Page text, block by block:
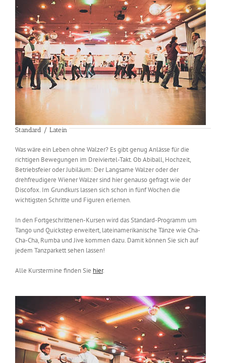
Standard / Latein
Was wäre ein Leben ohne Walzer? Es gibt genug Anlässe für die
richtigen Bewegungen im Dreiviertel-Takt. Ob Abiball, Hochzeit,
Betriebsfeier oder Jubiläum: Der Langsame Walzer oder der
drehfreudigere Wiener Walzer sind hier genauso gefragt wie der
Discofox. Im Grundkurs lassen sich schon in fünf Wochen die
wichtigsten Schritte und Figuren erlernen.
In den Fortgeschrittenen-Kursen wird das Standard-Programm um
Tango und Quickstep erweitert, lateinamerikanische Tänze wie Cha-
Cha-Cha, Rumba und Jive kommen dazu. Damit können Sie sich auf
jedem Tanzparkett sehen lassen!
Alle Kurstermine finden Sie hier.